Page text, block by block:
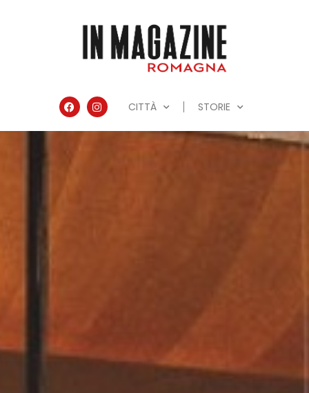
CITTÀ STORIE